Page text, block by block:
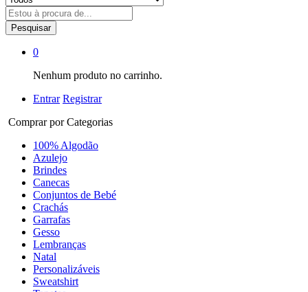
Pesquisar
0
Nenhum produto no carrinho.
Entrar Registrar
Comprar por Categorias
100% Algodão
Azulejo
Brindes
Canecas
Conjuntos de Bebé
Crachás
Garrafas
Gesso
Lembranças
Natal
Personalizáveis
Sweatshirt